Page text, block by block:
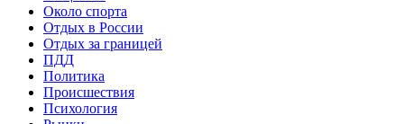
Около спорта
Отдых в России
Отдых за границей
ПДД
Политика
Происшествия
Психология